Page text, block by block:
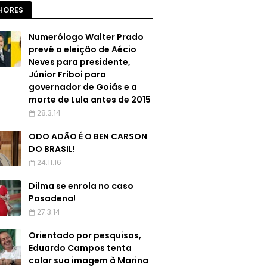
Numerólogo Walter Prado
prevê a eleição de Aécio
Neves para presidente,
Júnior Friboi para
governador de Goiás e a
morte de Lula antes de 2015
28.3.14
ODO ADÃO É O BEN CARSON
DO BRASIL!
24.11.16
Dilma se enrola no caso
Pasadena!
27.3.14
Orientado por pesquisas,
Eduardo Campos tenta
colar sua imagem à Marina